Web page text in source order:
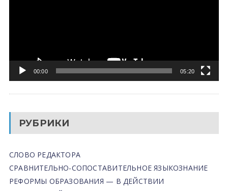
00:00 05:20
РУБРИКИ
СЛОВО РЕДАКТОРА
СРАВНИТЕЛЬНО-СОПОСТАВИТЕЛЬНОЕ ЯЗЫКОЗНАНИЕ
РЕФОРМЫ ОБРАЗОВАНИЯ — В ДЕЙСТВИИ